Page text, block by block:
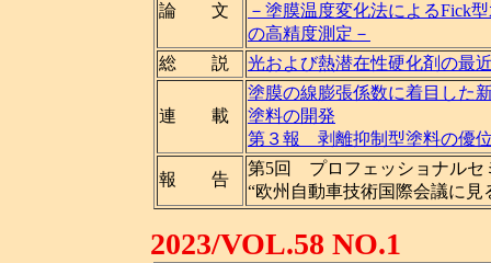
論 文
－塗膜温度変化法によるFick
の高精度測定－
総 説
光および熱潜在性硬化剤の最
連 載
塗膜の線膨張係数に着目した
塗料の開発
第３報 剥離抑制型塗料の優
報 告
第5回 プロフェッショナルセ
“欧州自動車技術国際会議に
2023/VOL.58 NO.1